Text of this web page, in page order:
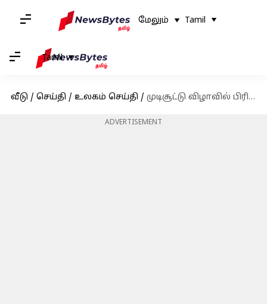
மேலும் Tamil
Tamil
வீடு / செய்தி / உலகம் செய்தி / முடிசூட்டு விழாவில் பிரிட்டன் சார்லஸ் அணியும் விலையுர்ந்த தங்க ஆடைகள்!
ADVERTISEMENT